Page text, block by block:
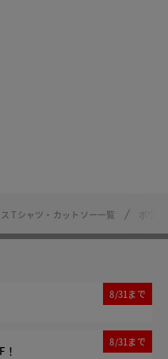
ス Tシャツ・カットソー一覧 ボウ
8/31まで
8/31まで